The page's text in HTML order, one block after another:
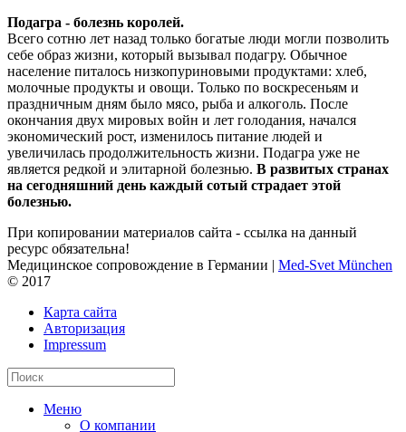
Подагра - болезнь королей.
Всего сотню лет назад только богатые люди могли позволить
себе образ жизни, который вызывал подагру. Обычное
население питалось низкопуриновыми продуктами: хлеб,
молочные продукты и овощи. Только по воскресеньям и
праздничным дням было мясо, рыба и алкоголь. После
окончания двух мировых войн и лет голодания, начался
экономический рост, изменилось питание людей и
увеличилась продолжительность жизни. Подагра уже не
является редкой и элитарной болезнью. В развитых странах
на сегодняшний день каждый сотый страдает этой
болезнью.
При копировании материалов сайта - ссылка на данный
ресурс обязательна!
Медицинское сопровождение в Германии | Med-Svet München
© 2017
Карта сайта
Авторизация
Impressum
Меню
О компании